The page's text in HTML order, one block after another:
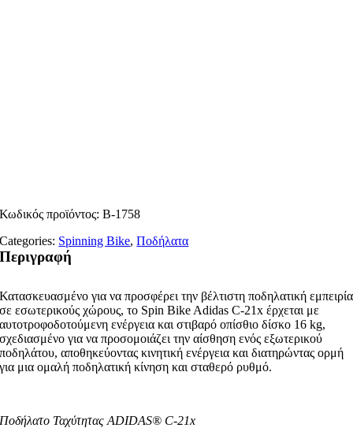
Κωδικός προϊόντος:B-1758
Categories: Spinning Bike,Ποδήλατα
Περιγραφή
Κατασκευασμένο για να προσφέρει την βέλτιστη ποδηλατική εμπειρία
σε εσωτερικούς χώρους, το Spin Bike Adidas C-21x έρχεται με
αυτοτροφοδοτούμενη ενέργεια και στιβαρό οπίσθιο δίσκο 16 kg,
σχεδιασμένο για να προσομοιάζει την αίσθηση ενός εξωτερικού
ποδηλάτου, αποθηκεύοντας κινητική ενέργεια και διατηρώντας ορμή
για μια ομαλή ποδηλατική κίνηση και σταθερό ρυθμό.
Ποδήλατο Ταχύτητας ADIDAS® C-21x